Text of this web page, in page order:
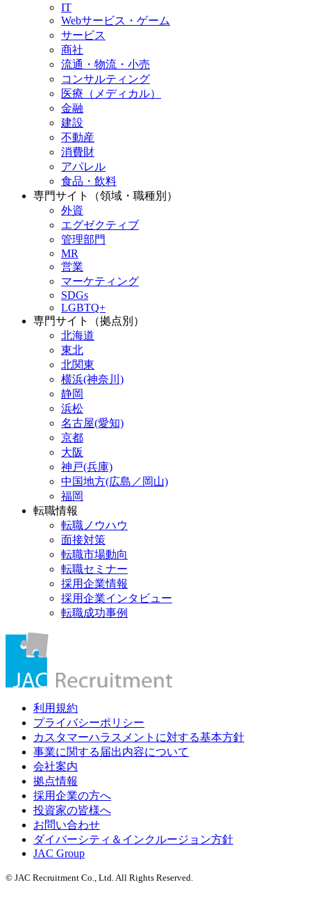
IT
Webサービス・ゲーム
サービス
商社
流通・物流・小売
コンサルティング
医療（メディカル）
金融
建設
不動産
消費財
アパレル
食品・飲料
専門サイト（領域・職種別）
外資
エグゼクティブ
管理部門
MR
営業
マーケティング
SDGs
LGBTQ+
専門サイト（拠点別）
北海道
東北
北関東
横浜(神奈川)
静岡
浜松
名古屋(愛知)
京都
大阪
神戸(兵庫)
中国地方(広島／岡山)
福岡
転職情報
転職ノウハウ
面接対策
転職市場動向
転職セミナー
採用企業情報
採用企業インタビュー
転職成功事例
利用規約
プライバシーポリシー
カスタマーハラスメントに対する基本方針
事業に関する届出内容について
会社案内
拠点情報
採用企業の方へ
投資家の皆様へ
お問い合わせ
ダイバーシティ＆インクルージョン方針
JAC Group
© JAC Recruitment Co., Ltd. All Rights Reserved.